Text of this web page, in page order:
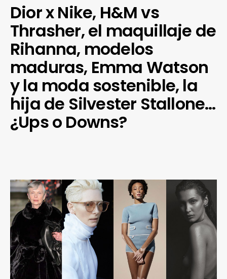
Dior x Nike, H&M vs
Thrasher, el maquillaje de
Rihanna, modelos
maduras, Emma Watson
y la moda sostenible, la
hija de Silvester Stallone…
¿Ups o Downs?